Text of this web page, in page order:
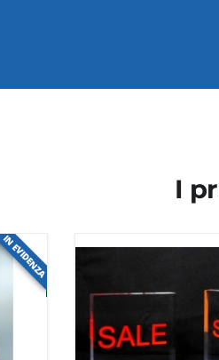
I
IN EVIDENZA